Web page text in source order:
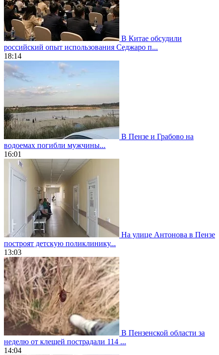
В Китае обсудили
российский опыт использования Седжаро п...
18:14
В Пензе и Грабово на
водоемах погибли мужчины...
16:01
На улице Антонова в Пензе
построят детскую поликлинику...
13:03
В Пензенской области за
неделю от клещей пострадали 114 ...
14:04